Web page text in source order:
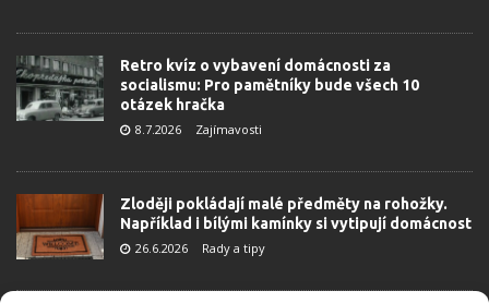
Retro kvíz o vybavení domácnosti za
socialismu: Pro pamětníky bude všech 10
otázek hračka
8.7.2026 Zajímavosti
Zloději pokládají malé předměty na rohožky.
Například i bílými kamínky si vytipují domácnost
26.6.2026 Rady a tipy